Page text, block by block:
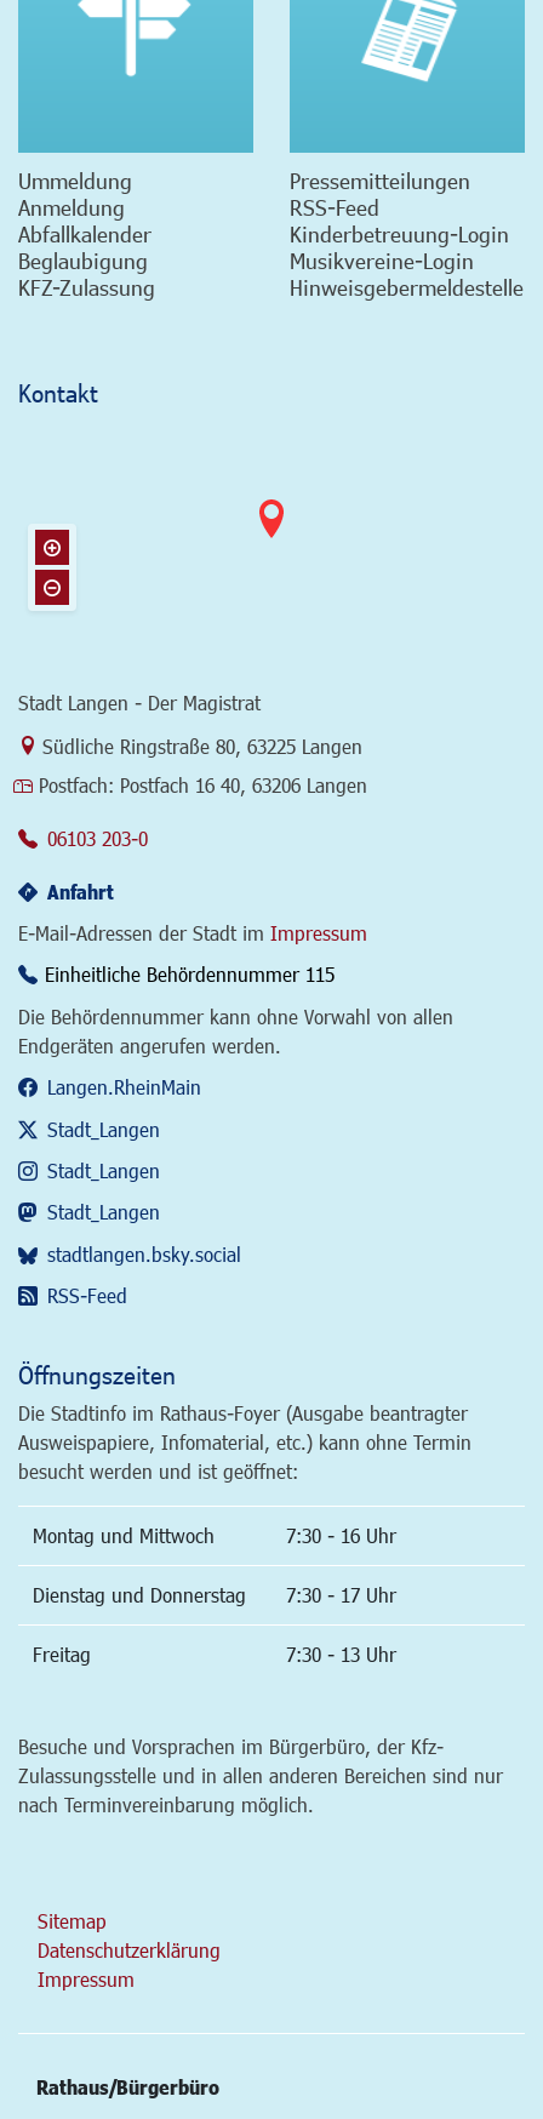
Ummeldung
Anmeldung
Abfallkalender
Beglaubigung
KFZ-Zulassung
Pressemitteilungen
RSS-Feed
Kinderbetreuung-Login
Musikvereine-Login
Hinweisgebermeldestelle
Kontakt
Stadt Langen - Der Magistrat
Link zur Google-Maps Navigation
Südliche Ringstraße 80 63225 Langen
Postfach: Postfach 16 40, 63206 Langen
06103 203-0
Anfahrt
E-Mail-Adressen der Stadt im Impressum
Einheitliche Behördennummer 115
Die Behördennummer kann ohne Vorwahl von allen
Endgeräten angerufen werden.
Langen.RheinMain
Stadt_Langen
Stadt_Langen
Stadt_Langen
stadtlangen.bsky.social
RSS-Feed
Öffnungszeiten
Die Stadtinfo im Rathaus-Foyer (Ausgabe beantragter
Ausweispapiere, Infomaterial, etc.) kann ohne Termin
besucht werden und ist geöffnet:
Montag und Mittwoch 7:30 - 16 Uhr
Dienstag und Donnerstag 7:30 - 17 Uhr
Freitag 7:30 - 13 Uhr
Besuche und Vorsprachen im Bürgerbüro, der Kfz-
Zulassungsstelle und in allen anderen Bereichen sind nur
nach Terminvereinbarung möglich.
Sitemap
Datenschutzerklärung
Impressum
Rathaus/Bürgerbüro